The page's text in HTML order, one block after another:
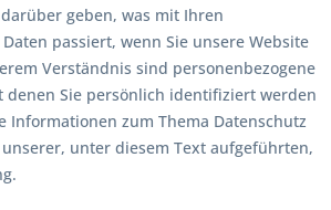
geben, was mit Ihren
passiert, wenn Sie unsere Website
Verständnis sind personenbezogene
denen Sie persönlich identifiziert werden
Informationen zum Thema Datenschutz
unter diesem Text aufgeführten,